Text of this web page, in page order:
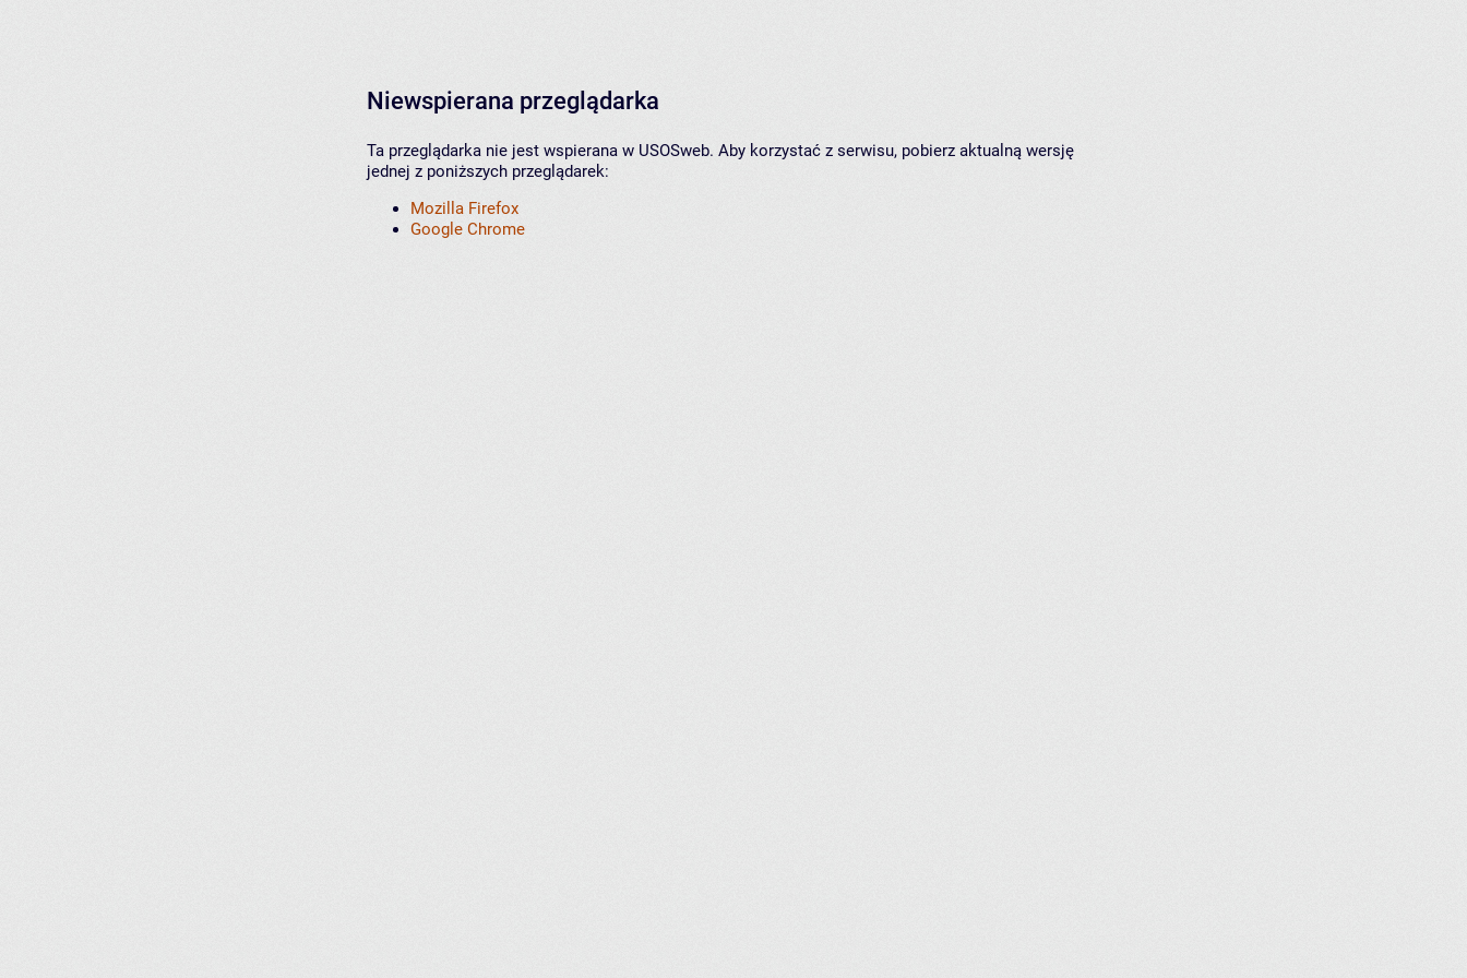
Niewspierana przeglądarka
Ta przeglądarka nie jest wspierana w USOSweb. Aby korzystać z serwisu, pobierz aktualną wersję
jednej z poniższych przeglądarek:
Mozilla Firefox
Google Chrome